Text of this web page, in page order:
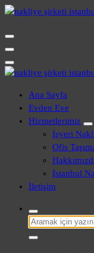
İçeriğe
Evden Eve - İşyeri Ofis
Evden Eve - İşyeri
Ana Sayfa
Evden Eve
Hizmetlerimiz
İşyeri
Ofis
İstanbul
İletişim
Şunu
ara: